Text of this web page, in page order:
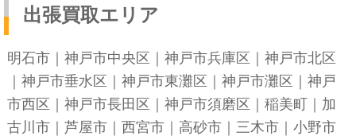
出張買取エリア
明石市｜ 神戸市中央区 神戸市兵庫区
神戸市北区
神戸市垂水区 神戸市東灘区 神戸市灘区
神戸
市西区
神戸市長田区 神戸市須磨区
｜稲美町｜加
古川市｜芦屋市｜西宮市｜高砂市｜三木市｜小野市